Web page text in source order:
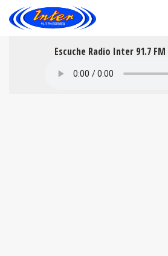
Escuche Radio Inter 91.7 FM